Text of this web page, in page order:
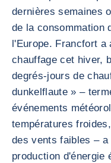
dernières semaines
de la consommation
l'Europe. Francfort a
chauffage cet hiver,
degrés-jours de
dunkelflaute » –
événements
températures
des vents faibles –
production d'énergie